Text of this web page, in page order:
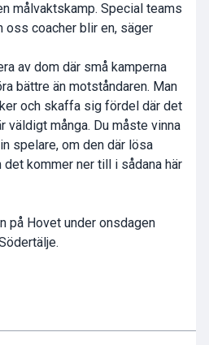
målvaktskamp. Special teams
oss coacher blir en, säger
av dom där små kamperna
bättre än motståndaren. Man
och skaffa sig fördel där det
väldigt många. Du måste vinna
spelare, om den där lösa
kommer ner till i sådana här
på Hovet under onsdagen